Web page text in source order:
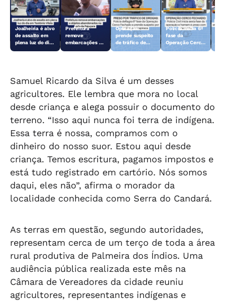
Joalheiria é alvo
de assalto em
plena luz do dia
Prefeitura
remove
embarcações e
Operação
prende suspeito
de tráfico de
Polícia inicia 6ª
fase da
Operação Cerco
Samuel Ricardo da Silva é um desses
agricultores. Ele lembra que mora no local
desde criança e alega possuir o documento do
terreno. “Isso aqui nunca foi terra de indígena.
Essa terra é nossa, compramos com o
dinheiro do nosso suor. Estou aqui desde
criança. Temos escritura, pagamos impostos e
está tudo registrado em cartório. Nós somos
daqui, eles não”, afirma o morador da
localidade conhecida como Serra do Candará.
As terras em questão, segundo autoridades,
representam cerca de um terço de toda a área
rural produtiva de Palmeira dos Índios. Uma
audiência pública realizada este mês na
Câmara de Vereadores da cidade reuniu
agricultores, representantes indígenas e